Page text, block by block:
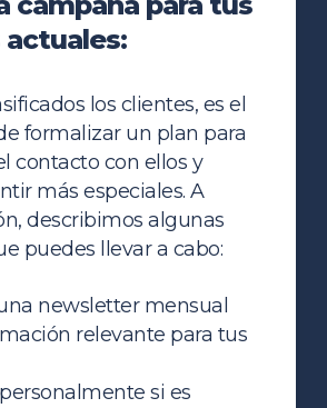
los clientes, es el
formalizar un plan para
contacto con ellos y
más especiales. A
describimos algunas
puedes llevar a cabo:
newsletter mensual
relevante para tus
si es